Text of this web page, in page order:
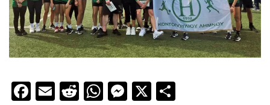
Facebook
EmailReddit
WhatsApp
Messenger
X